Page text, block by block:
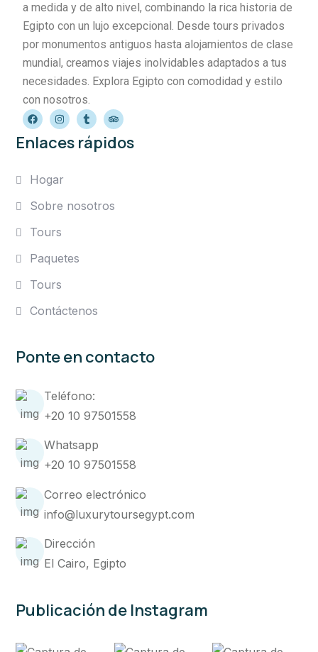
a medida y de alto nivel, combinando la rica historia de
Egipto con un lujo excepcional. Desde tours privados
por monumentos antiguos hasta alojamientos de clase
mundial, creamos viajes inolvidables adaptados a tus
necesidades. Explora Egipto con comodidad y estilo
con nosotros.
Enlaces rápidos
Hogar
Sobre nosotros
Tours
Paquetes
Tours
Contáctenos
Ponte en contacto
Teléfono:
+20 10 97501558
Whatsapp
+20 10 97501558
Correo electrónico
info@luxurytoursegypt.com
Dirección
El Cairo, Egipto
Publicación de Instagram